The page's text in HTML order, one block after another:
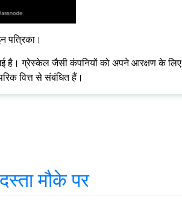
पत्रिका।
है। ग्रेस्केल जैसी कंपनियों को अपने आरक्षण के लिए
वित्त से संबंधित हैं।
मौके पर